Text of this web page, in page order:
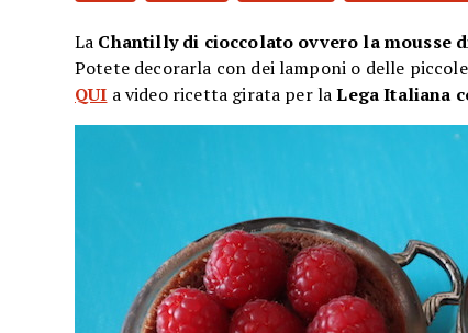
La Chantilly di cioccolato ovvero la mousse
Potete decorarla con dei lamponi o delle
QUI a video ricetta girata per laLega Italiana